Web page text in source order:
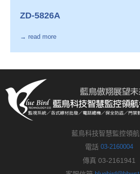
ZD-5826A
→ read more
藍鳥科技智慧監控領
電話 03-2160004
傳真 03-2161941